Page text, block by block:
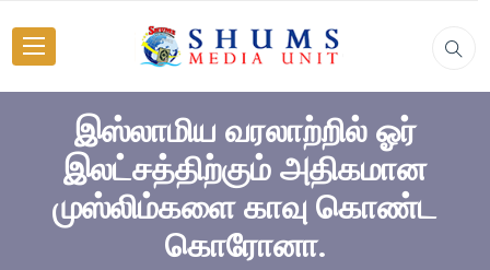
இஸ்லாமிய வரலாற்றில் ஓர்
இலட்சத்திற்கும் அதிகமான
முஸ்லிம்களை காவு கொண்ட
கொரோனா.